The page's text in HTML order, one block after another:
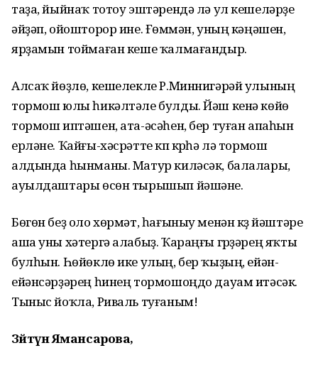
таҙа, йыйнаҡ тотоу эштәрендә лә ул кешеләрҙе
әйҙәп, ойошторор ине. Ғөмүмән, уның кәңәшен,
ярҙамын тоймаған кеше ҡалмағандыр.
Алсаҡ йөҙлө, кешелекле Р.Миннигәрәй улының
тормош юлы һикәлтәле булды. Йәш кенә көйө
тормош иптәшен, ата-әсәһен, бер туған апаһын
ерләне. Ҡайғы-хәсрәтте күп күрһә лә тормош
алдында һынманы. Матур киләсәк, балалары,
ауылдаштары өсөн тырышып йәшәне.
Бөгөн беҙ оло хөрмәт, һағыныу менән күҙ йәштәре
аша уны хәтергә алабыҙ. Ҡараңғы гүрҙәрең яҡты
булһын. Һөйөклө ике улың, бер ҡыҙың, ейән-
ейәнсәрҙәрең һинең тормошоңдо дауам итәсәк.
Тыныс йоҡла, Риваль туғаным!
Зәйтүнә Ямансарова,